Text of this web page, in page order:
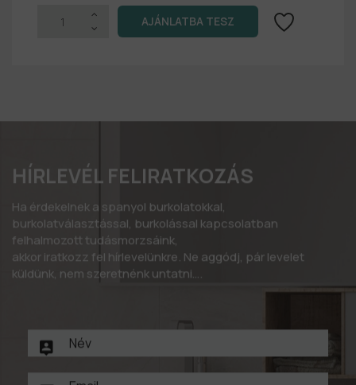
HÍRLEVÉL FELIRATKOZÁS
Ha érdekelnek a spanyol burkolatokkal,
burkolatválasztással, burkolással kapcsolatban
felhalmozott tudásmorzsáink,
akkor iratkozz fel hírlevelünkre. Ne aggódj, pár levelet
küldünk, nem szeretnénk untatni….